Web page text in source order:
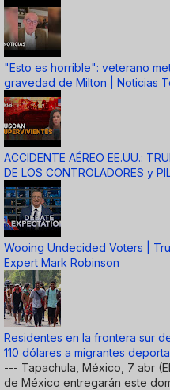
"Esto es horrible": veterano
gravedad de Milton | Noticias
ACCIDENTE AÉREO EE.UU.:
DE LOS CONTROLADORES y
Wooing Undecided Voters |
Expert Mark Robinson
Residentes en la frontera sur
110 dólares a migrantes
--- Tapachula, México, 7 abr
de México entregarán este